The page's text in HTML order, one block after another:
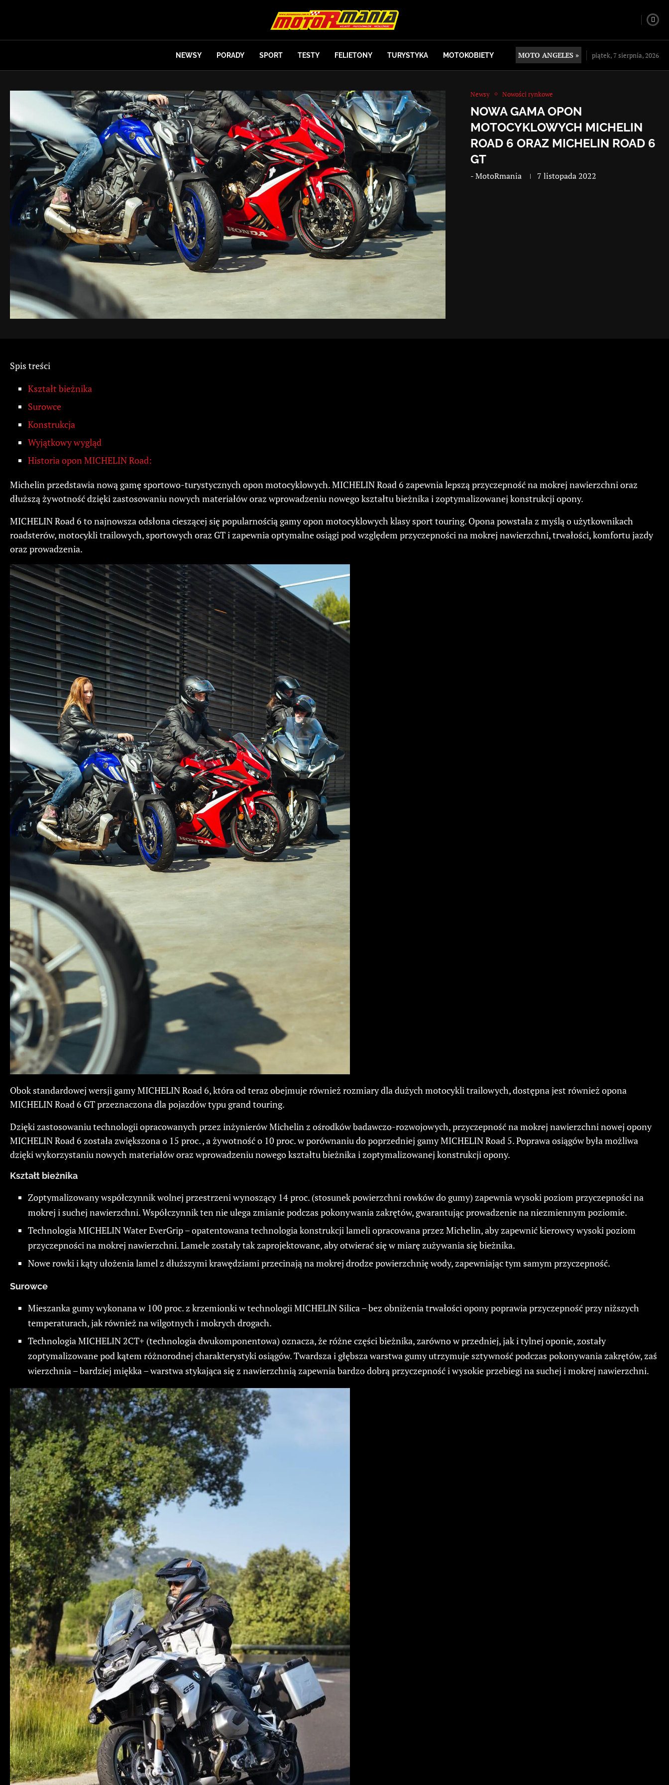
NEWSY PORADY SPORT TESTY FELIETONY TURYSTYKA MOTOKOBIETY MOTO ANGELES » piątek, 7 sierpnia, 2026
Newsy Nowości rynkowe
NOWA GAMA OPON
MOTOCYKLOWYCH MICHELIN
ROAD 6 ORAZ MICHELIN ROAD 6
GT
-MotoRmania 7 listopada 2022
Spis treści
Kształt bieżnika
Surowce
Konstrukcja
Wyjątkowy wygląd
Historia opon MICHELIN Road:
Michelin przedstawia nową gamę sportowo-turystycznych opon motocyklowych. MICHELIN Road 6 zapewnia lepszą przyczepność na mokrej nawierzchni oraz
dłuższą żywotność dzięki zastosowaniu nowych materiałów oraz wprowadzeniu nowego kształtu bieżnika i zoptymalizowanej konstrukcji opony.
MICHELIN Road 6 to najnowsza odsłona cieszącej się popularnością gamy opon motocyklowych klasy sport touring. Opona powstała z myślą o użytkownikach
roadsterów, motocykli trailowych, sportowych oraz GT i zapewnia optymalne osiągi pod względem przyczepności na mokrej nawierzchni, trwałości, komfortu jazdy
oraz prowadzenia.
Obok standardowej wersji gamy MICHELIN Road 6, która od teraz obejmuje również rozmiary dla dużych motocykli trailowych, dostępna jest również opona
MICHELIN Road 6 GT przeznaczona dla pojazdów typu grand touring.
Dzięki zastosowaniu technologii opracowanych przez inżynierów Michelin z ośrodków badawczo-rozwojowych, przyczepność na mokrej nawierzchni nowej opony
MICHELIN Road 6 została zwiększona o 15 proc. , a żywotność o 10 proc. w porównaniu do poprzedniej gamy MICHELIN Road 5. Poprawa osiągów była możliwa
dzięki wykorzystaniu nowych materiałów oraz wprowadzeniu nowego kształtu bieżnika i zoptymalizowanej konstrukcji opony.
Kształt bieżnika
Zoptymalizowany współczynnik wolnej przestrzeni wynoszący 14 proc. (stosunek powierzchni rowków do gumy) zapewnia wysoki poziom przyczepności na
mokrej i suchej nawierzchni. Współczynnik ten nie ulega zmianie podczas pokonywania zakrętów, gwarantując prowadzenie na niezmiennym poziomie.
Technologia MICHELIN Water EverGrip – opatentowana technologia konstrukcji lameli opracowana przez Michelin, aby zapewnić kierowcy wysoki poziom
przyczepności na mokrej nawierzchni. Lamele zostały tak zaprojektowane, aby otwierać się w miarę zużywania się bieżnika.
Nowe rowki i kąty ułożenia lamel z dłuższymi krawędziami przecinają na mokrej drodze powierzchnię wody, zapewniając tym samym przyczepność.
Surowce
Mieszanka gumy wykonana w 100 proc. z krzemionki w technologii MICHELIN Silica – bez obniżenia trwałości opony poprawia przyczepność przy niższych
temperaturach, jak również na wilgotnych i mokrych drogach.
Technologia MICHELIN 2CT+ (technologia dwukomponentowa) oznacza, że różne części bieżnika, zarówno w przedniej, jak i tylnej oponie, zostały
zoptymalizowane pod kątem różnorodnej charakterystyki osiągów. Twardsza i głębsza warstwa gumy utrzymuje sztywność podczas pokonywania zakrętów, zaś
wierzchnia – bardziej miękka – warstwa stykająca się z nawierzchnią zapewnia bardzo dobrą przyczepność i wysokie przebiegi na suchej i mokrej nawierzchni.